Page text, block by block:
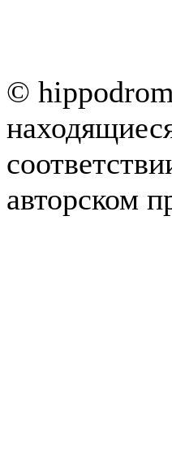
©
авторском